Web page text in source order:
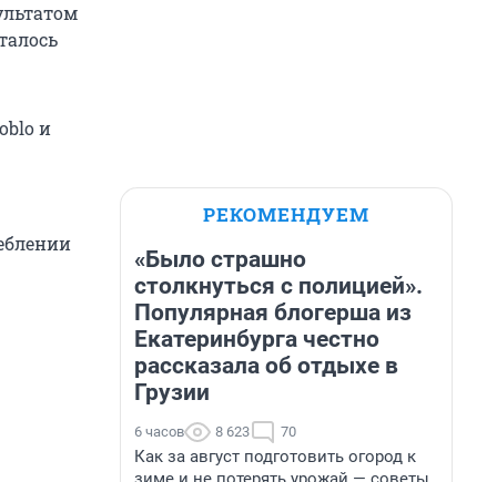
и
РЕКОМЕНДУЕМ
«Было страшно
столкнуться с полицией».
Популярная блогерша из
Екатеринбурга честно
рассказала об отдыхе в
Грузии
6 часов 8 623 70
Как за август подготовить огород к